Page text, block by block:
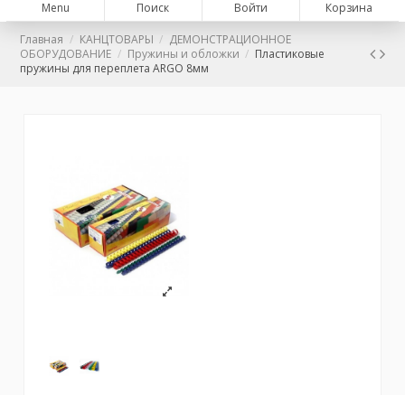
Menu Поиск Войти Корзина
Главная КАНЦТОВАРЫ
ДЕМОНСТРАЦИОННОЕ
ОБОРУДОВАНИЕ
Пружины и обложки
Пластиковые
пружины для переплета ARGO 8мм